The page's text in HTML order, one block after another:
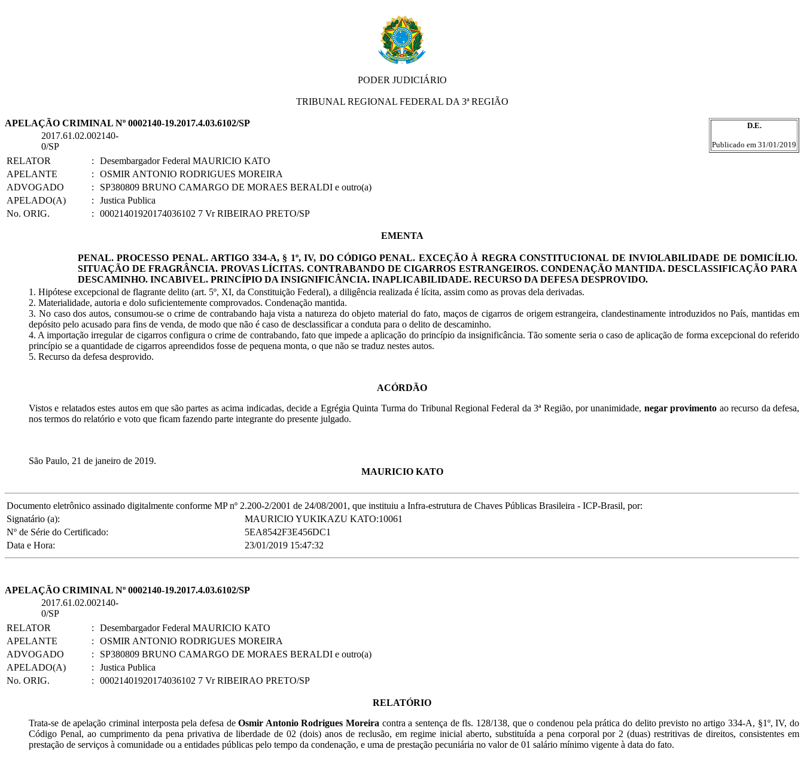
PODER JUDICIÁRIO
TRIBUNAL REGIONAL FEDERAL DA 3ª REGIÃO
D.E.
Publicado em 31/01/2019
APELAÇÃO CRIMINAL Nº 0002140-19.2017.4.03.6102/SP
2017.61.02.002140-
0/SP
RELATOR
:
Desembargador Federal MAURICIO KATO
APELANTE
:
OSMIR ANTONIO RODRIGUES MOREIRA
ADVOGADO
:
SP380809 BRUNO CAMARGO DE MORAES BERALDI e outro(a)
APELADO(A)
:
Justica Publica
No. ORIG.
: 00021401920174036102 7 Vr RIBEIRAO PRETO/SP
EMENTA
PENAL. PROCESSO PENAL. ARTIGO 334-A, § 1º, IV, DO CÓDIGO PENAL. EXCEÇÃO À REGRA CONSTITUCIONAL DE INVIOLABILIDADE DE DOMICÍLIO.
SITUAÇÃO DE FRAGRÂNCIA. PROVAS LÍCITAS. CONTRABANDO DE CIGARROS ESTRANGEIROS. CONDENAÇÃO MANTIDA. DESCLASSIFICAÇÃO PARA
DESCAMINHO. INCABIVEL. PRINCÍPIO DA INSIGNIFICÂNCIA. INAPLICABILIDADE. RECURSO DA DEFESA DESPROVIDO.
1. Hipótese excepcional de flagrante delito (art. 5º, XI, da Constituição Federal), a diligência realizada é lícita, assim como as provas dela derivadas.
2. Materialidade, autoria e dolo suficientemente comprovados. Condenação mantida.
3. No caso dos autos, consumou-se o crime de contrabando haja vista a natureza do objeto material do fato, maços de cigarros de origem estrangeira, clandestinamente introduzidos no País, mantidas em
depósito pelo acusado para fins de venda, de modo que não é caso de desclassificar a conduta para o delito de descaminho.
4. A importação irregular de cigarros configura o crime de contrabando, fato que impede a aplicação do princípio da insignificância. Tão somente seria o caso de aplicação de forma excepcional do referido
princípio se a quantidade de cigarros apreendidos fosse de pequena monta, o que não se traduz nestes autos.
5. Recurso da defesa desprovido.
ACÓRDÃO
Vistos e relatados estes autos em que são partes as acima indicadas, decide a Egrégia Quinta Turma do Tribunal Regional Federal da 3ª Região, por unanimidade, negar provimento ao recurso da defesa,
nos termos do relatório e voto que ficam fazendo parte integrante do presente julgado.
São Paulo, 21 de janeiro de 2019.
MAURICIO KATO
Documento eletrônico assinado digitalmente conforme MP nº 2.200-2/2001 de 24/08/2001, que instituiu a Infra-estrutura de Chaves Públicas Brasileira - ICP-Brasil, por:
Signatário (a):
MAURICIO YUKIKAZU KATO:10061
Nº de Série do Certificado:
5EA8542F3E456DC1
Data e Hora:
23/01/2019 15:47:32
APELAÇÃO CRIMINAL Nº 0002140-19.2017.4.03.6102/SP
2017.61.02.002140-
0/SP
RELATOR
:
Desembargador Federal MAURICIO KATO
APELANTE
:
OSMIR ANTONIO RODRIGUES MOREIRA
ADVOGADO
:
SP380809 BRUNO CAMARGO DE MORAES BERALDI e outro(a)
APELADO(A)
:
Justica Publica
No. ORIG.
: 00021401920174036102 7 Vr RIBEIRAO PRETO/SP
RELATÓRIO
Trata-se de apelação criminal interposta pela defesa deOsmir Antonio Rodrigues Moreira contra a sentença de fls. 128/138, que o condenou pela prática do delito previsto no artigo 334-A, §1º, IV, do
Código Penal, ao cumprimento da pena privativa de liberdade de 02 (dois) anos de reclusão, em regime inicial aberto, substituída a pena corporal por 2 (duas) restritivas de direitos, consistentes em
prestação de serviços à comunidade ou a entidades públicas pelo tempo da condenação, e uma de prestação pecuniária no valor de 01 salário mínimo vigente à data do fato.